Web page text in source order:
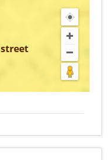
street